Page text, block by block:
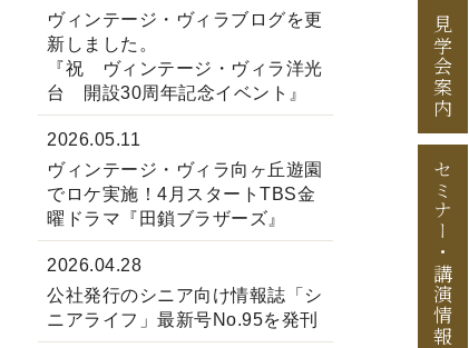
ヴィンテージ・ヴィラブログを更
新しました。
『祝 ヴィンテージ・ヴィラ洋光
台 開設30周年記念イベント』
2026.05.11
ヴィンテージ・ヴィラ向ヶ丘遊園
でロケ実施！4月スタートTBS金
曜ドラマ『田鎖ブラザーズ』
2026.04.28
公社発行のシニア向け情報誌「シ
ニアライフ」最新号No.95を発刊
見学会案内
セミナー
・
講演情報